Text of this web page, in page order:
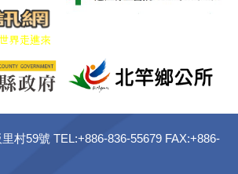
村59號 TEL:+886-836-55679 FAX:+886-